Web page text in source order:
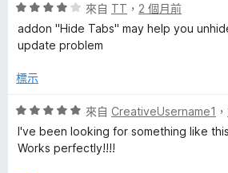
評
價
4
，
分
5
分
來自 TT ， 2 個月前
addon "Hide Tabs" may help you
update problem
標示
評
價
5
來自 CreativeUsername1 ，
I've been looking for something like
Works perfectly!!!!